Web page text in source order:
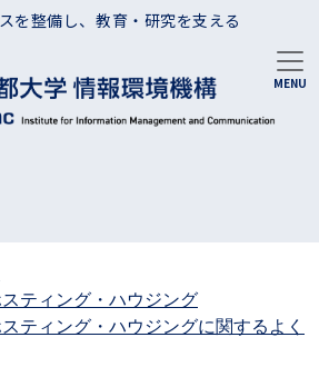
を整備し、教育・研究を支える
ティング・ハウジング
ティング・ハウジングに関するよく